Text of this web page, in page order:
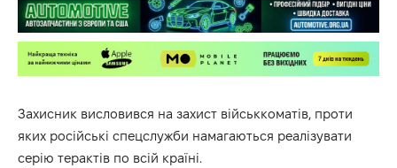
Захисник висловився на захист військкоматів, проти
яких російські спецслужби намагаються реалізувати
серію терактів по всій країні.